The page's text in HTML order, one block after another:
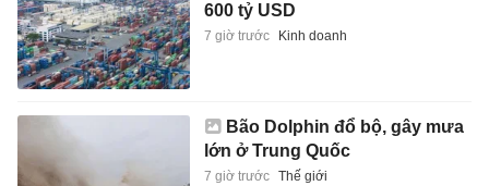
600 tỷ USD
7 giờ trước Kinh doanh
Bão Dolphin đổ bộ, gây mưa
lớn ở Trung Quốc
7 giờ trước Thế giới